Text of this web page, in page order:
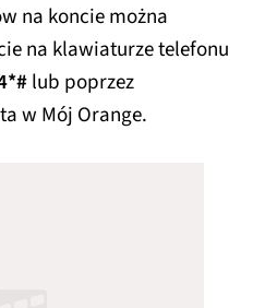
na koncie można
na klawiaturze telefonu
lub poprzez
w Mój Orange.